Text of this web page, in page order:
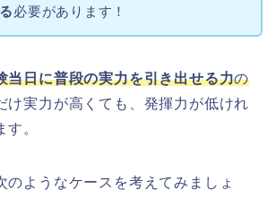
必要があります！
当日に普段の実力を引き出せる力の
け実力が高くても、発揮力が低けれ
。
のようなケースを考えてみましょ